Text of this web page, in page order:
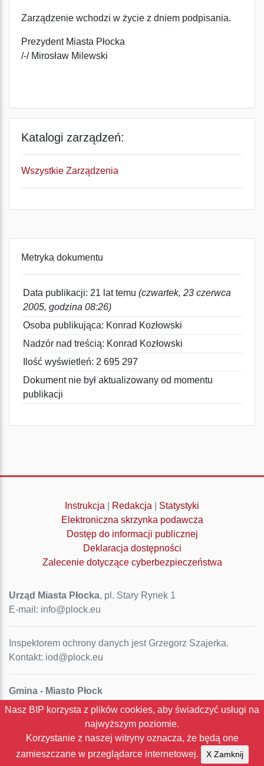
Zarządzenie wchodzi w życie z dniem podpisania.
Prezydent Miasta Płocka
/-/ Mirosław Milewski
Katalogi zarządzeń:
Wszystkie Zarządzenia
Metryka dokumentu
Data publikacji: 21 lat temu (czwartek, 23 czerwca
2005, godzina 08:26)
Osoba publikująca: Konrad Kozłowski
Nadzór nad treścią: Konrad Kozłowski
Ilość wyświetleń: 2 695 297
Dokument nie był aktualizowany od momentu
publikacji
Instrukcja Redakcja
Statystyki
Elektroniczna skrzynka podawcza
Dostęp do informacji publicznej
Deklaracja dostępności
Zalecenie dotyczące cyberbezpieczeństwa
Urząd Miasta Płocka, pl. Stary Rynek 1
E-mail: info@plock.eu
Inspektorem ochrony danych jest Grzegorz Szajerka.
Kontakt: iod@plock.eu
Gmina - Miasto Płock
Pl. Stary Rynek 1
NIP: 774-31-35-712
Nasz BIP korzysta z plików cookies, aby świadczyć usługi na
najwyższym poziomie.
Korzystanie z naszej witryny oznacza, że będą one
zamieszczane w przeglądarce internetowej.
X Zamknij